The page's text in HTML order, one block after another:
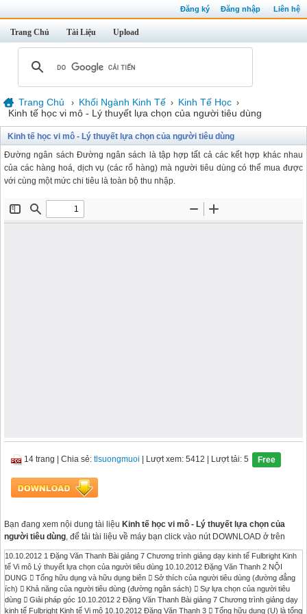
Đăng ký Đăng nhập Liên hệ
Trang Chủ Tài Liệu Upload
Trang Chủ › Khối Ngành Kinh Tế › Kinh Tế Học ›
Kinh tế học vi mô - Lý thuyết lựa chọn của người tiêu dùng
Kinh tế học vi mô - Lý thuyết lựa chọn của người tiêu dùng
Đường ngân sách Đường ngân sách là tập hợp tất cả các kết hợp khác nhau
của các hàng hoá, dịch vụ (các rổ hàng) mà người tiêu dùng có thể mua được
với cùng một mức chi tiêu là toàn bộ thu nhập.
14 trang Chia sẻ: tlsuongmuoi | Lượt xem: 5412 | Lượt tải: 5 Free
Bạn đang xem nội dung tài liệu Kinh tế học vi mô - Lý thuyết lựa chọn của
người tiêu dùng, để tải tài liệu về máy bạn click vào nút DOWNLOAD ở trên
10.10.2012 1 Đặng Văn Thanh Bài giảng 7 Chương trình giảng dạy kinh tế Fulbright Kinh
tế Vi mô Lý thuyết lựa chọn của người tiêu dùng 10.10.2012 Đặng Văn Thanh 2 NỘI
DUNG  Tổng hữu dụng và hữu dụng biên  Sở thích của người tiêu dùng (đường đẳng
ích)  Khả năng của người tiêu dùng (đường ngân sách)  Sự lựa chọn của người tiêu
dùng  Giải pháp góc 10.10.2012 2 Đặng Văn Thanh Bài giảng 7 Chương trình giảng dạy
kinh tế Fulbright Kinh tế Vi mô 10.10.2012 Đặng Văn Thanh 3  Tổng hữu dụng (U) là tổng